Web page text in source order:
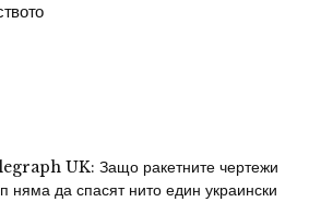
UK: Защо ракетните чертежи
няма да спасят нито един украински